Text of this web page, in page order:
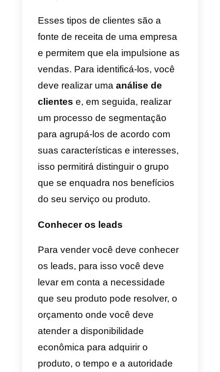
Como aplicar o personal
selling no meu negócio?
Para aplicar uma estratégia de
venda pessoal no seu negócio
você precisa:
a) Identificar potenciais clientes
b) Conhecer as perspectivas
c) Preparação de pré-venda
d) Agregar valor à reunião de
Identificar potenciais clientes
Antes de iniciar uma venda você
deve certificar-se de que seu